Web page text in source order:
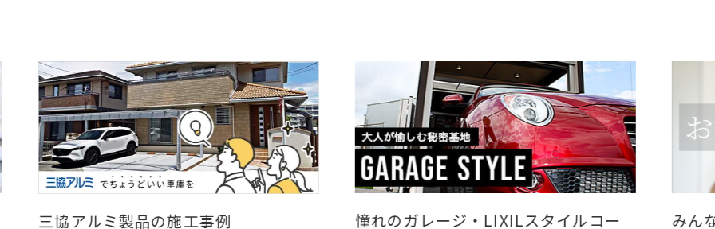
三協アルミ製品の施工事例 憧れのガレージ・LIXILスタイルコー みん